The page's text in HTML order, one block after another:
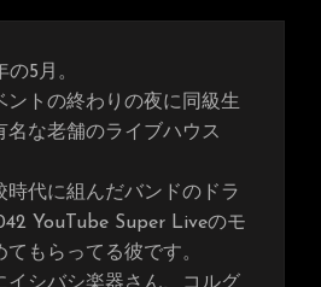
ロ
ン
BAUHAUS
ウ
ウ
ス
5月。
ントの終わりの夜に同級生
名な老舗のライブハウス
時代に組んだバンドのドラ
YouTube Super Liveのモ
もらってる彼です。
イシバシ楽器さん、コルグ